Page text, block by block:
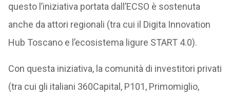
questo l’iniziativa portata dall’ECSO è sostenuta
anche da attori regionali (tra cui il Digita Innovation
Hub Toscano e l’ecosistema ligure START 4.0).
Con questa iniziativa, la comunità di investitori privati
(tra cui gli italiani 360Capital, P101, Primomiglio,